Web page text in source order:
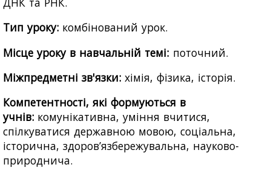
Тип уроку: комбінований урок.
Місце уроку в навчальній темі: поточний.
Міжпредметні зв'язки: хімія, фізика, історія.
Компетентності, які формуються в
учнів: комунікативна, уміння вчитися,
спілкуватися державною мовою, соціальна,
історична, здоров’язбережувальна, науково-
природнича.